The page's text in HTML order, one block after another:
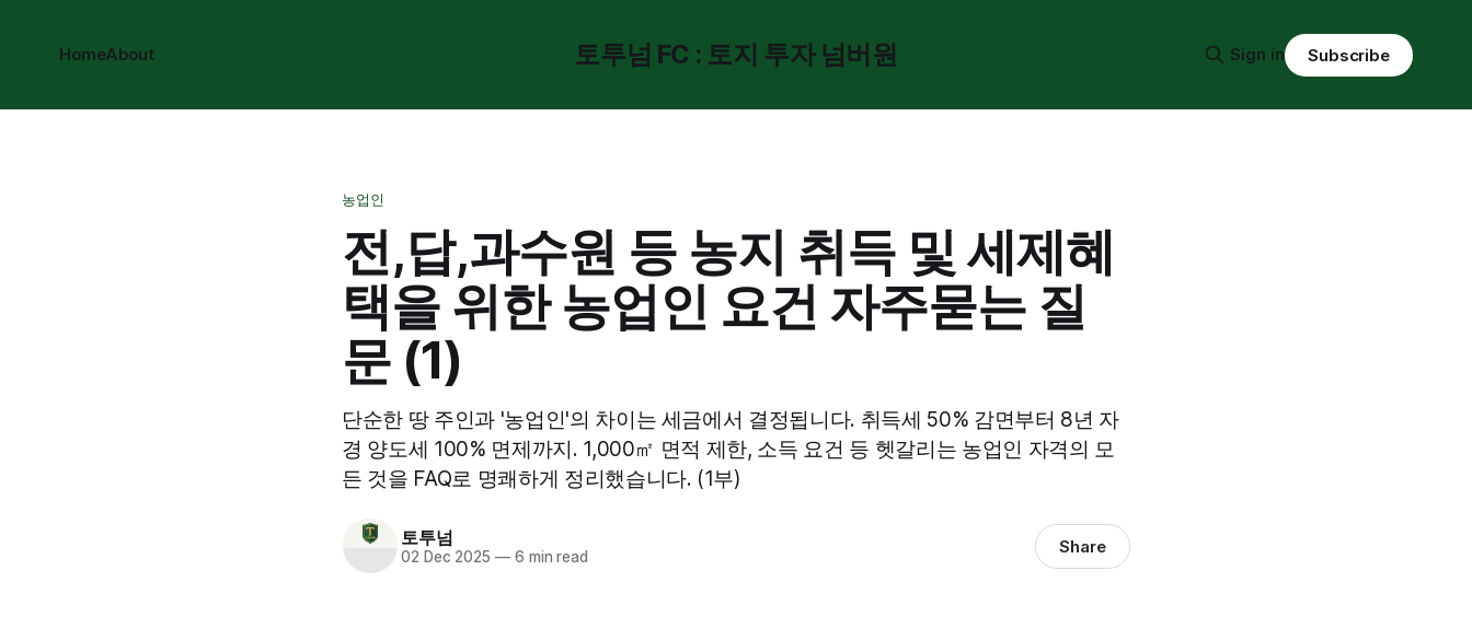
토투넘 FC : 토지 투자 넘버원
HomeAbout Sign in Subscribe
농업인
전,답,과수원 등 농지 취득 및 세제혜
택을 위한 농업인 요건 자주묻는 질
문 (1)
단순한 땅 주인과 '농업인'의 차이는 세금에서 결정됩니다. 취득세 50% 감면부터 8년 자
경 양도세 100% 면제까지. 1,000㎡ 면적 제한, 소득 요건 등 헷갈리는 농업인 자격의 모
든 것을 FAQ로 명쾌하게 정리했습니다. (1부)
토투넘
02 Dec 2025 —6 min read Share